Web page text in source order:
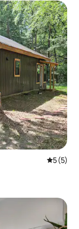
คะแนนเฉ
5 (5)